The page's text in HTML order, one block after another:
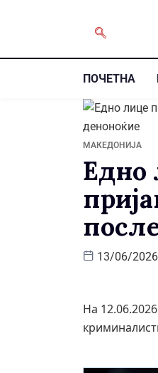
ПОЧЕТНА
МАКЕДОНИЈА
Едно
13/06/2026
На